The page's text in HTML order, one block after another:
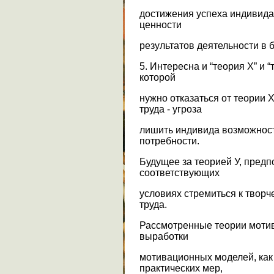
достижения успеха
ценности
результатов деятельности в
5. Интересна и “теория Х” и
которой
нужно отказаться от
труда - угроза
лишить индивида
потребности.
Будущее за теорией У,
соответствующих
условиях стремиться к
труда.
Рассмотренные теории
выработки
мотивационных моделей,
практических мер,